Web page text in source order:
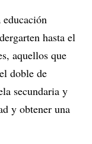
hasta el
aquellos que
doble de
secundaria y
y obtener una